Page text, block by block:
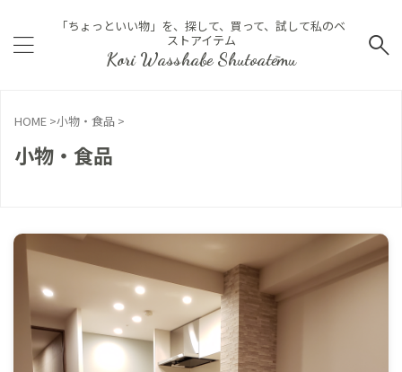
「ちょっといい物」を、探して、買って、試して私のベ
ストアイテム
Kori Wasshabe Shutoatēmu
HOME >小物・食品 >
小物・食品